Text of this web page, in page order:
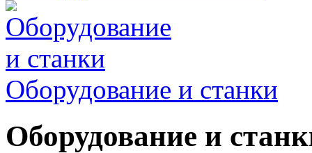
Оборудование и станки
Оборудование и